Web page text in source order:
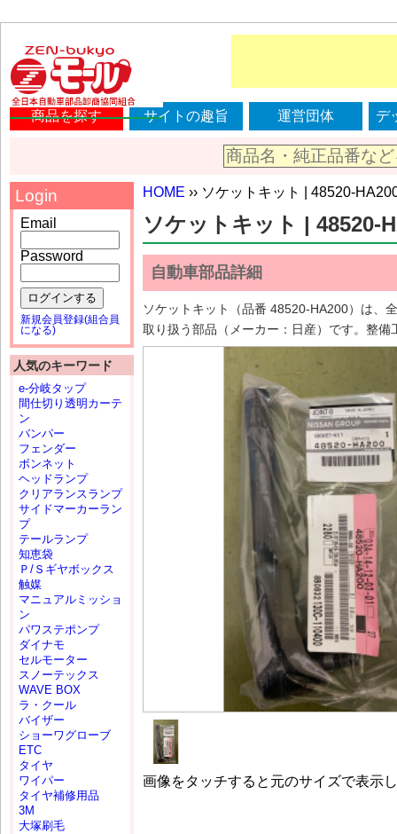
商品を探す サイトの趣旨 運営団体 デ
HOME ›› ソケットキット | 48520-
ソケットキット | 48520-
自動車部品詳細
ソケットキット（品番 48520-HA200）は、
取り扱う部品（メーカー：日産）です。整
画像をタッチすると元のサイズで表示
Login
Email
Password
ログインする
新規会員登録(組合員
になる)
人気のキーワード
e-分岐タップ
間仕切り透明カーテ
ン
バンパー
フェンダー
ボンネット
ヘッドランプ
クリアランスランプ
サイドマーカーラン
プ
テールランプ
知恵袋
Ｐ/Ｓギヤボックス
触媒
マニュアルミッショ
ン
パワステポンプ
ダイナモ
セルモーター
スノーテックス
WAVE BOX
ラ・クール
バイザー
ショーワグローブ
ETC
タイヤ
ワイパー
タイヤ補修用品
3M
大塚刷毛